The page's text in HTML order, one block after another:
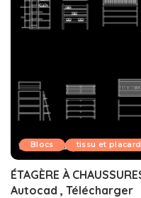
Blocs tissu et placard
ÉTAGÈRE À
Autocad , Télécharger